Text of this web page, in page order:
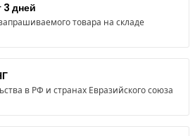
3 дней
товара на складе
в РФ и странах Евразийского союза